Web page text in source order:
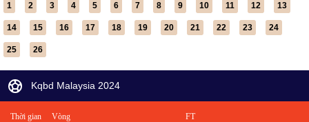
1 2 3 4 5 6 7 8 9 10 11 12 13
14 15 16 17 18 19 20 21 22 23 24
25 26
Kqbd Malaysia 2024
Thời gian Vòng FT